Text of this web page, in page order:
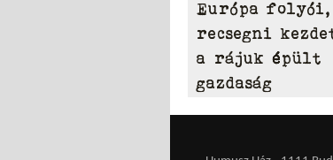
Európa folyói,
recsegni
a rájuk épült
gazdaság